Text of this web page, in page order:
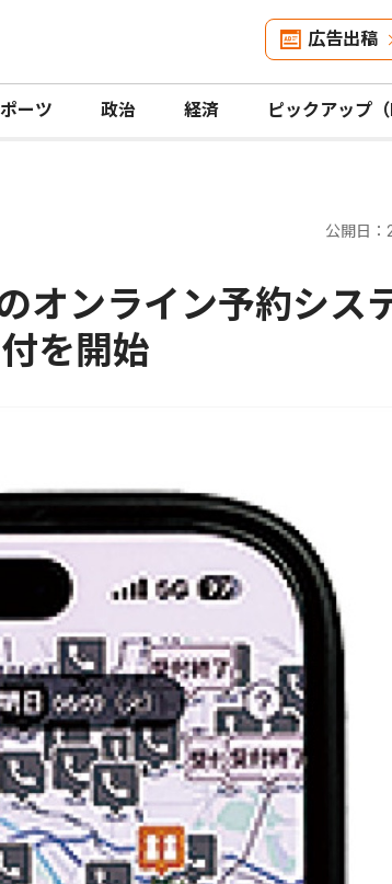
広告出稿
ーツ 政治 経済 ピックアップ（
公開日：
オンライン予約シス
を開始